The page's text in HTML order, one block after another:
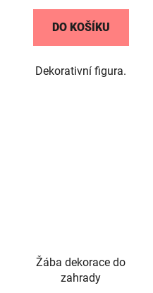
DO KOŠÍKU
Dekorativní figura.
Žába dekorace do
zahrady